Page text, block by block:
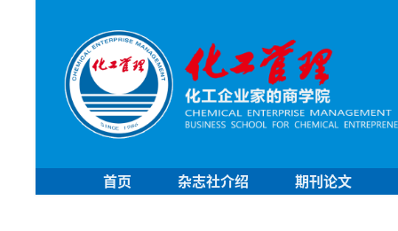
首页 杂志社介绍 期刊论文